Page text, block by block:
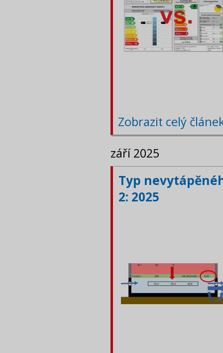
Zobrazit celý
září 2025
Typ
2: 2025